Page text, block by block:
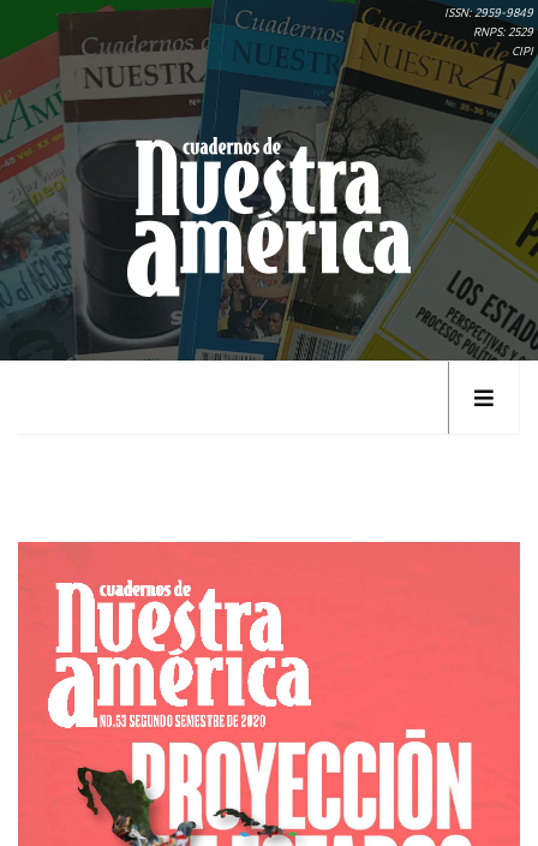
ISSN: 2959-9849
RNPS: 2529
CIPI